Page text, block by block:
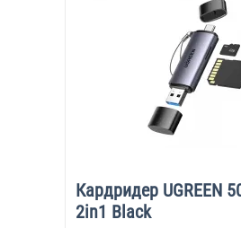
Кардридер UGREEN
2in1 Black